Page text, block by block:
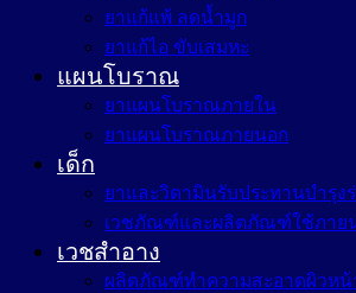
ยาแก้แพ้ ลดน้ำมูก
ยาแก้ไอ ขับเสมหะ
แผนโบราณ
ยาแผนโบราณภายใน
ยาแผนโบราณภายนอก
เด็ก
ยาและวิตามินรับประทานบำรุง
เวชภัณฑ์และผลิตภัณฑ์ใช้ภายน
เวชสำอาง
ผลิตภัณฑ์ทำความสะอาดผิวหน้